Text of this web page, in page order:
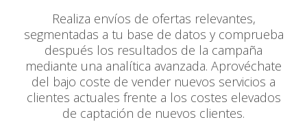
Realiza envíos de ofertas relevantes,
segmentadas a tu base de datos y comprueba
después los resultados de la campaña
mediante una analítica avanzada. Aprovéchate
del bajo coste de vender nuevos servicios a
clientes actuales frente a los costes elevados
de captación de nuevos clientes.